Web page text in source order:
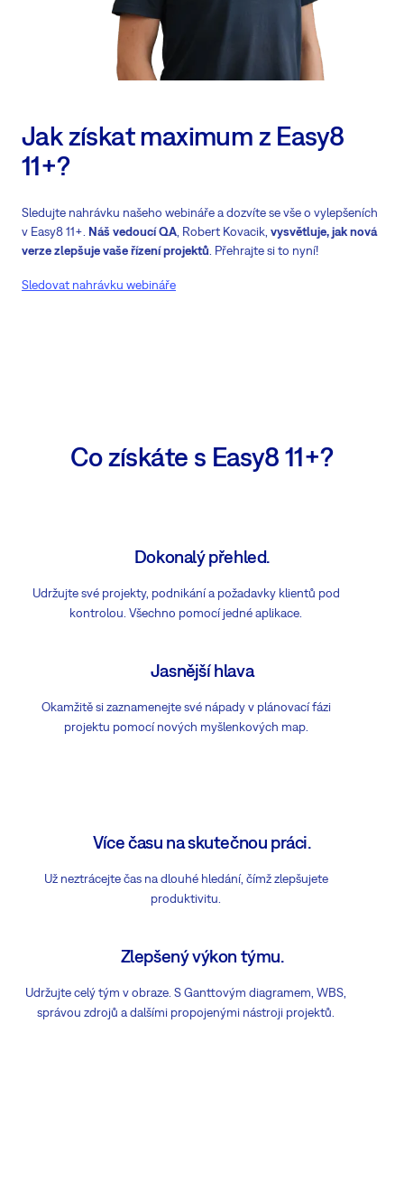
Jak získat maximum z Easy8
11+?
Sledujte nahrávku našeho webináře a dozvíte se vše o vylepšeních
v Easy8 11+. Náš vedoucí QA , Robert Kovacik, vysvětluje, jak nová
verze zlepšuje vaše řízení projektů . Přehrajte si to nyní!
Sledovat nahrávku webináře
Co získáte s Easy8 11+?
Dokonalý přehled.
Udržujte své projekty, podnikání a požadavky klientů pod
kontrolou. Všechno pomocí jedné aplikace.
Jasnější hlava
Okamžitě si zaznamenejte své nápady v plánovací fázi
projektu pomocí nových myšlenkových map.
Více času na skutečnou práci.
Už neztrácejte čas na dlouhé hledání, čímž zlepšujete
produktivitu.
Zlepšený výkon týmu.
Udržujte celý tým v obraze. S Ganttovým diagramem, WBS,
správou zdrojů a dalšími propojenými nástroji projektů.